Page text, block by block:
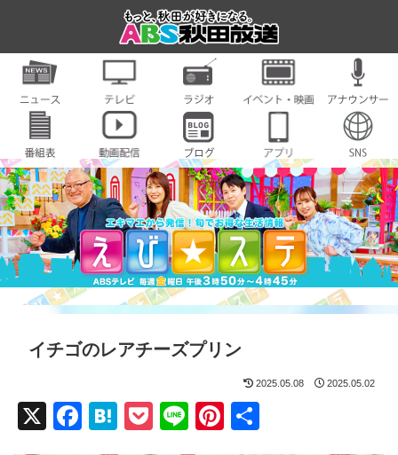
イチゴのレアチーズプリン
2025.05.08 2025.05.02
X
F
H
P
Li
Pi